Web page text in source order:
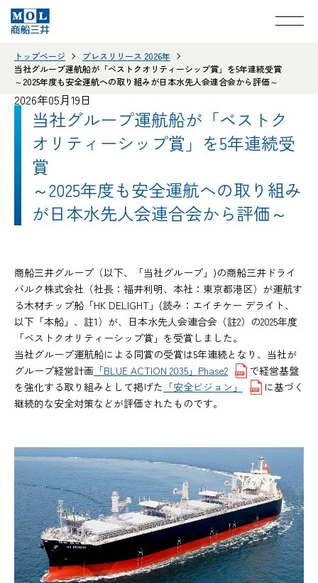
トップページ
プレスリリース 2026年
当社グループ運航船が「ベストクオリティーシップ賞」を5年連続受賞
～2025年度も安全運航への取り組みが日本水先人会連合会から評価～
2026年05月19日
当社グループ運航船が「ベストク
オリティーシップ賞」を5年連続受
賞
～2025年度も安全運航への取り組み
が日本水先人会連合会から評価～
商船三井グループ（以下、「当社グループ」)の商船三井ドライ
バルク株式会社（社長：福井利明、本社：東京都港区）が運航す
る木材チップ船「HK DELIGHT」(読み：エイチケー デライト、
以下「本船」、註1）が、日本水先人会連合会（註2）の2025年度
「ベストクオリティーシップ賞」を受賞しました。
当社グループ運航船による同賞の受賞は5年連続となり、当社が
グループ経営計画 「BLUE ACTION 2035」Phase2
で経営基盤
を強化する取り組みとして掲げた 「安全ビジョン」
に基づく
継続的な安全対策などが評価されたものです。